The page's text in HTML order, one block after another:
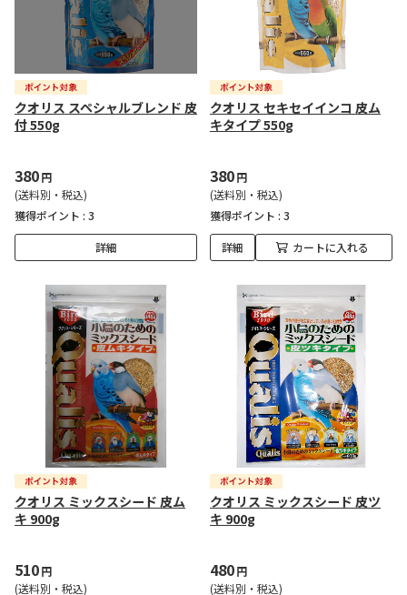
クオリス スペシャルブレンド 皮
付 550g
380円
(送料別・税込)
獲得ポイント : 3
詳細
クオリス セキセイインコ 皮ム
キタイプ 550g
380円
(送料別・税込)
獲得ポイント : 3
詳細 カートに入れる
クオリス ミックスシード 皮ム
キ 900g
510円
(送料別・税込)
クオリス ミックスシード 皮ツ
キ 900g
480円
(送料別・税込)